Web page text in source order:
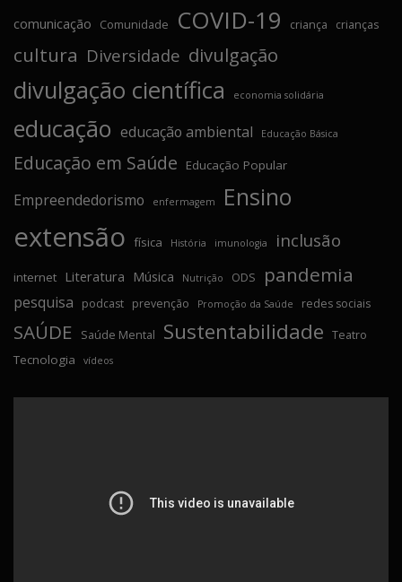
comunicação Comunidade COVID-19 criança crianças
cultura Diversidade divulgação
divulgação científica economia solidária
educação educação ambiental Educação Básica
Educação em Saúde Educação Popular
Empreendedorismo enfermagem Ensino
extensão física História imunologia inclusão
internet Literatura Música Nutrição ODS pandemia
pesquisa podcast prevenção Promoção da Saúde redes sociais
SAÚDE Saúde Mental Sustentabilidade Teatro
Tecnologia vídeos